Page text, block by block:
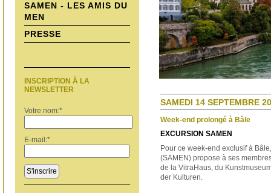
SAMEN - LES AMIS DU
MEN
PRESSE
INSCRIPTION À LA
NEWSLETTER
Votre nom:*
E-mail:*
S'inscrire
SAMEDI 14 SEPTEMBRE
Week-end prolongé à Bâle
EXCURSION SAMEN
Pour ce week-end exclusif à
(SAMEN) propose à ses
de la VitraHaus, du
der Kulturen.